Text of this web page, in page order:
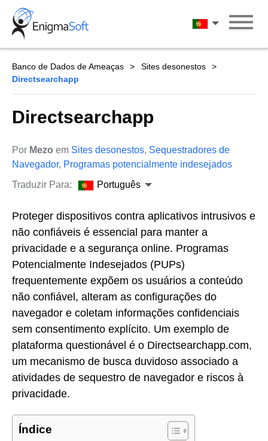
Skip
content
Português
Banco de Dados de Ameaças
Sites desonestos
Directsearchapp
Directsearchapp
Por Mezo em Sites desonestos, Sequestradores de
Navegador, Programas potencialmente indesejados
Traduzir Para:
Português
Proteger dispositivos contra aplicativos intrusivos e
não confiáveis é essencial para manter a
privacidade e a segurança online. Programas
Potencialmente Indesejados (PUPs)
frequentemente expõem os usuários a conteúdo
não confiável, alteram as configurações do
navegador e coletam informações confidenciais
sem consentimento explícito. Um exemplo de
plataforma questionável é o Directsearchapp.com,
um mecanismo de busca duvidoso associado a
atividades de sequestro de navegador e riscos à
privacidade.
Índice